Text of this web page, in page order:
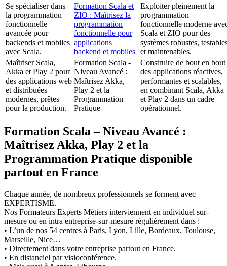
Se spécialiser dans
la programmation
fonctionnelle
avancée pour
backends et mobiles
avec Scala.
Formation Scala et
ZIO : Maîtrisez la
programmation
fonctionnelle pour
applications
backend et mobiles
Exploiter pleinement la
programmation
fonctionnelle moderne
Scala et ZIO pour des
systèmes robustes,
et maintenables.
Maîtriser Scala,
Akka et Play 2 pour
des applications web
et distribuées
modernes, prêtes
pour la production.
Formation Scala -
Niveau Avancé :
Maîtrisez Akka,
Play 2 et la
Programmation
Pratique
Construire de bout en bout
des applications réactives,
performantes et scalables,
en combinant Scala, Akka
et Play 2 dans un cadre
opérationnel.
Formation Scala – Niveau Avancé :
Maîtrisez Akka, Play 2 et la
Programmation Pratique disponible
partout en France
Chaque année, de nombreux professionnels se forment avec
EXPERTISME.
Nos Formateurs Experts Métiers interviennent en individuel sur-
mesure ou en intra entreprise-sur-mesure régulièrement dans :
• L’un de nos 54 centres à Paris, Lyon, Lille, Bordeaux, Toulouse,
Marseille, Nice…
• Directement dans votre entreprise partout en France.
• En distanciel par visioconférence.